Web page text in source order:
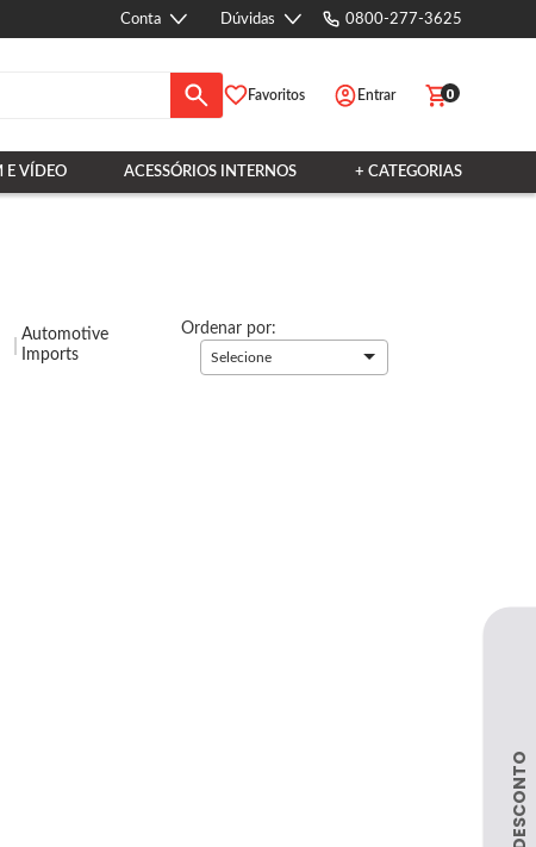
Conta Dúvidas 0800-277-3625
Favoritos Entrar 0
E VÍDEO ACESSÓRIOS INTERNOS + CATEGORIAS
Automotive
Imports
Ordenar por:
Selecione